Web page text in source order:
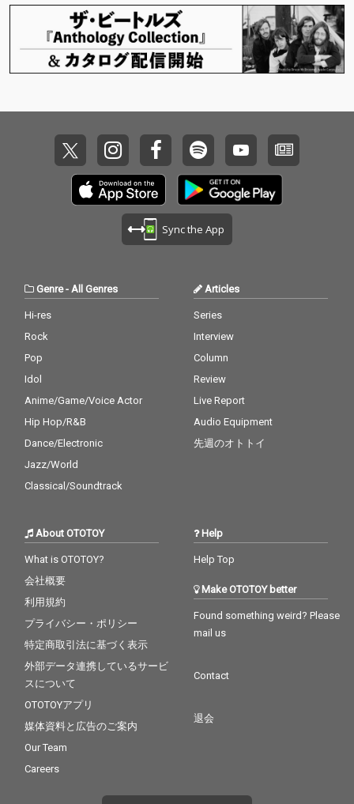
Sync the App
Genre- All Genres
Hi-res
Rock
Pop
Idol
Anime/Game/Voice Actor
Hip Hop/R&B
Dance/Electronic
Jazz/World
Classical/Soundtrack
Articles
Series
Interview
Column
Review
Live Report
Audio Equipment
先週のオトトイ
About OTOTOY
What is OTOTOY?
会社概要
利用規約
プライバシー・ポリシー
特定商取引法に基づく表示
外部データ連携しているサービ
スについて
OTOTOYアプリ
媒体資料と広告のご案内
Our Team
Careers
Help
Help Top
Make OTOTOY better
Found something weird? Please
mail us
Contact
退会